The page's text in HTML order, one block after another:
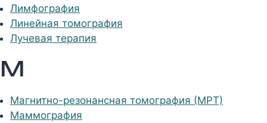
Лимфография
Линейная томография
Лучевая терапия
М
Магнитно-резонансная томография (МРТ)
Маммография